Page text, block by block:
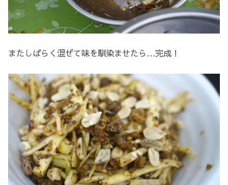
またしばらく混ぜて味を馴染ませたら…完成！